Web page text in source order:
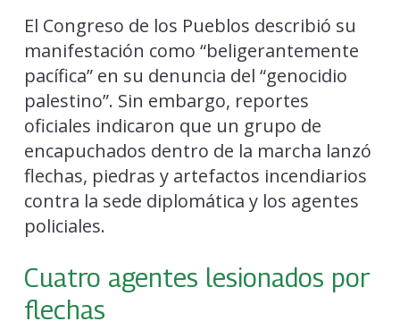
El Congreso de los Pueblos describió su
manifestación como “beligerantemente
pacífica” en su denuncia del “genocidio
palestino”. Sin embargo, reportes
oficiales indicaron que un grupo de
encapuchados dentro de la marcha lanzó
flechas, piedras y artefactos incendiarios
contra la sede diplomática y los agentes
policiales.
Cuatro agentes lesionados por
flechas